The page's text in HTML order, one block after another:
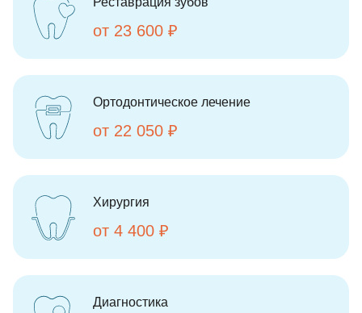
от 23 600 ₽
Ортодонтическое лечение
от 22 050 ₽
Хирургия
от 4 400 ₽
Диагностика